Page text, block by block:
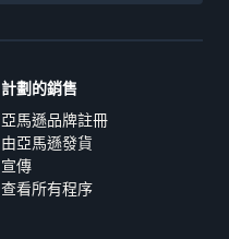
計劃的銷售
亞馬遜品牌註冊
由亞馬遜發貨
宣傳
查看所有程序